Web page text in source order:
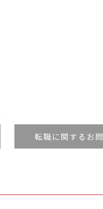
転職に関するお